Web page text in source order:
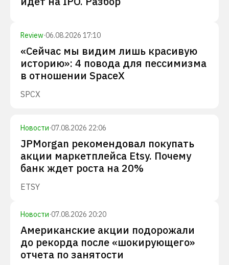
Review·06.08.2026 17:10
«Сейчас мы видим лишь красивую
историю»: 4 повода для пессимизма
в отношении SpaceX
SPCX
Новости·07.08.2026 22:06
JPMorgan рекомендовал покупать
акции маркетплейса Etsy. Почему
банк ждет роста на 20%
ETSY
Новости·07.08.2026 20:20
Американские акции подорожали
до рекорда после «шокирующего»
отчета по занятости